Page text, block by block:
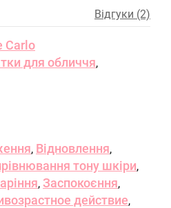
Відгуки (2)
Carlo
для обличчя,
, Відновлення,
тону шкіри,
, Заспокоєння,
действие,